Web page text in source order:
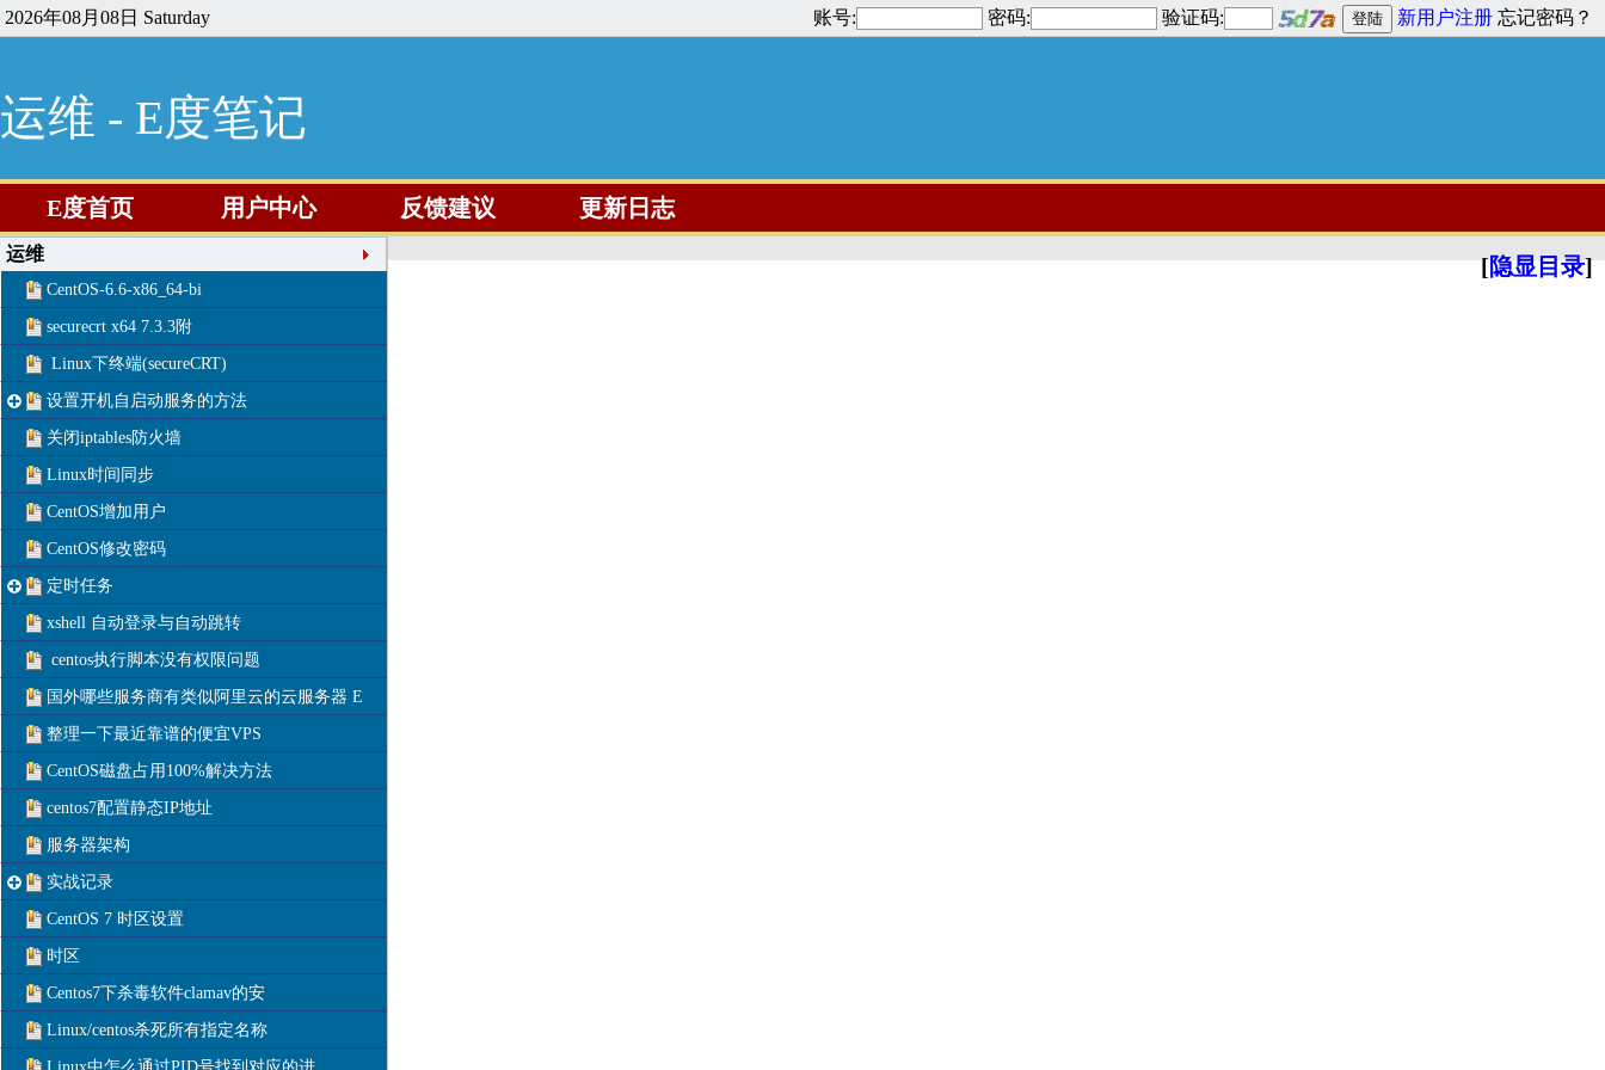
2026年08月08日 Saturday 账号: 密码: 验证码: 新用户注册 忘记密码？
运维 - E度笔记
E度首页 用户中心 反馈建议 更新日志
运维
CentOS-6.6-x86_64-bi
securecrt x64 7.3.3附
Linux下终端(secureCRT)
设置开机自启动服务的方法
关闭iptables防火墙
Linux时间同步
CentOS增加用户
CentOS修改密码
定时任务
xshell 自动登录与自动跳转
centos执行脚本没有权限问题
国外哪些服务商有类似阿里云的云服务器 E
整理一下最近靠谱的便宜VPS
CentOS磁盘占用100%解决方法
centos7配置静态IP地址
服务器架构
实战记录
CentOS 7 时区设置
时区
Centos7下杀毒软件clamav的安
Linux/centos杀死所有指定名称
[隐显目录]